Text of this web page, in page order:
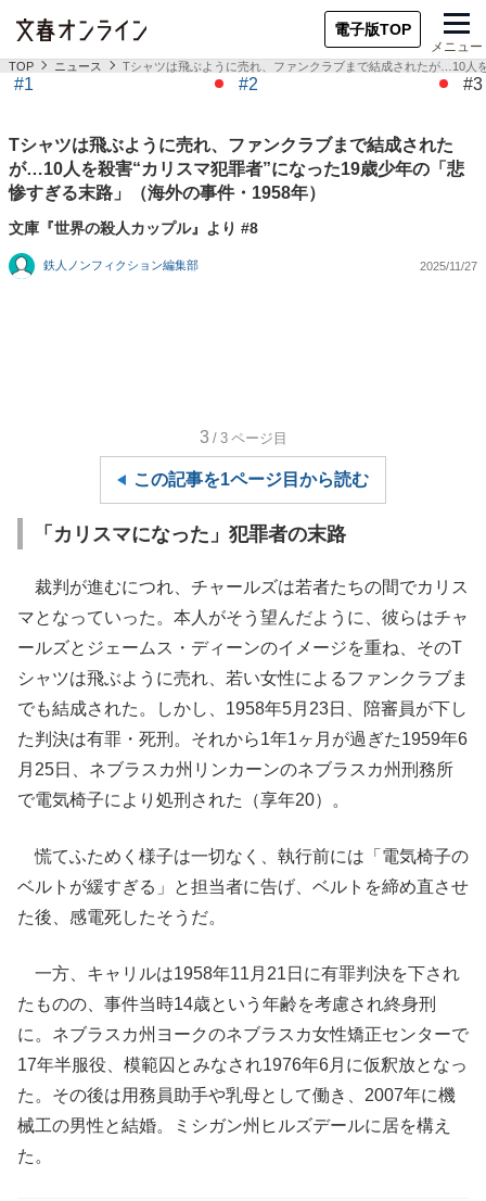
電子版TOP
メニュー
TOP ニュース Tシャツは飛ぶように売れ、ファンクラブまで結成されたが…10人
#1 #2 #3
Tシャツは飛ぶように売れ、ファンクラブまで結成された
が…10人を殺害“カリスマ犯罪者”になった19歳少年の「悲
惨すぎる末路」（海外の事件・1958年）
文庫『世界の殺人カップル』より #8
鉄人ノンフィクション編集部 2025/11/27
3 /3 ページ目
この記事を1ページ目から読む
「カリスマになった」犯罪者の末路
裁判が進むにつれ、チャールズは若者たちの間でカリス
マとなっていった。本人がそう望んだように、彼らはチャ
ールズとジェームス・ディーンのイメージを重ね、そのT
シャツは飛ぶように売れ、若い女性によるファンクラブま
でも結成された。しかし、1958年5月23日、陪審員が下し
た判決は有罪・死刑。それから1年1ヶ月が過ぎた1959年6
月25日、ネブラスカ州リンカーンのネブラスカ州刑務所
で電気椅子により処刑された（享年20）。
慌てふためく様子は一切なく、執行前には「電気椅子の
ベルトが緩すぎる」と担当者に告げ、ベルトを締め直させ
た後、感電死したそうだ。
一方、キャリルは1958年11月21日に有罪判決を下され
たものの、事件当時14歳という年齢を考慮され終身刑
に。ネブラスカ州ヨークのネブラスカ女性矯正センターで
17年半服役、模範囚とみなされ1976年6月に仮釈放となっ
た。その後は用務員助手や乳母として働き、2007年に機
械工の男性と結婚。ミシガン州ヒルズデールに居を構え
た。